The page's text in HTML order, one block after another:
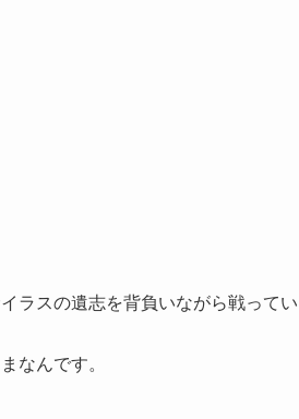
ラスの遺志を背負いながら戦ってい
なんです。